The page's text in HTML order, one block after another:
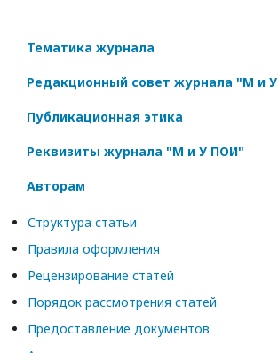
Тематика журнала
Редакционный совет журнала "М и
Публикационная этика
Реквизиты журнала "М и У ПОИ"
Авторам
Структура статьи
Правила оформления
Рецензирование статей
Порядок рассмотрения статей
Предоставление документов